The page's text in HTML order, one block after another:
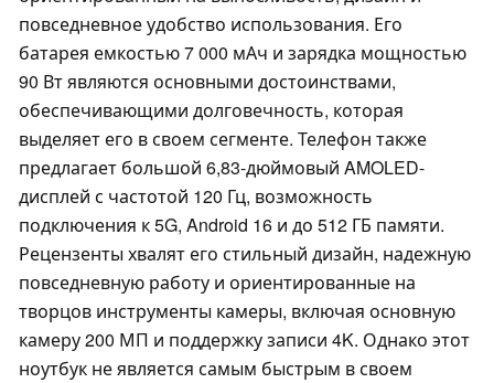
повседневное удобство использования. Его
батарея емкостью 7 000 мАч и зарядка мощностью
90 Вт являются основными достоинствами,
обеспечивающими долговечность, которая
выделяет его в своем сегменте. Телефон также
предлагает большой 6,83-дюймовый AMOLED-
дисплей с частотой 120 Гц, возможность
подключения к 5G, Android 16 и до 512 ГБ памяти.
Рецензенты хвалят его стильный дизайн, надежную
повседневную работу и ориентированные на
творцов инструменты камеры, включая основную
камеру 200 МП и поддержку записи 4K. Однако этот
ноутбук не является самым быстрым в своем